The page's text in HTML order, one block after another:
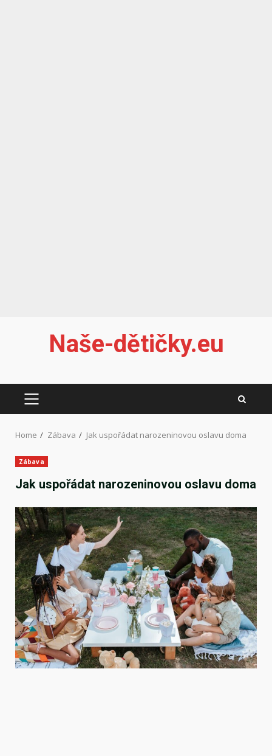
Naše-dětičky.eu
PRIMARY
Home Zábava Jak uspořádat narozeninovou oslavu doma
Zábava
Jak uspořádat narozeninovou oslavu doma